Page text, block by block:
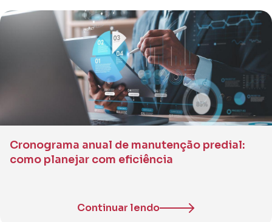
Cronograma anual de manutenção predial:
como planejar com eficiência
Continuar lendo